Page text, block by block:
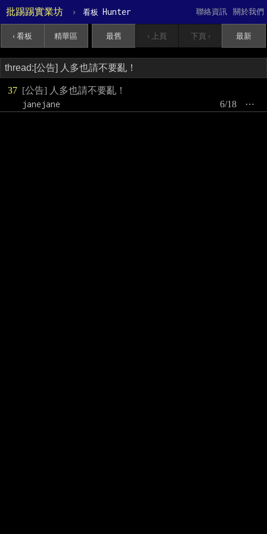
批踢踢實業坊 › 看板 Hunter 關於我們
聯絡資訊
‹ 看板 精華區 最舊 ‹ 上頁 下頁 › 最新
37 [公告] 人多也請不要亂！
janejane
⋯
6/18